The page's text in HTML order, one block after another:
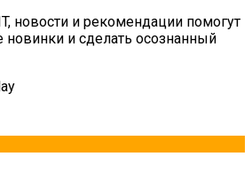
новости и рекомендации помогут
и сделать осознанный